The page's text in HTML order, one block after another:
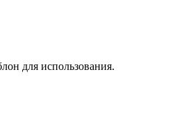
для использования.